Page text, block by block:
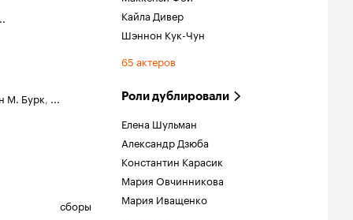
М. Бурк, ...
сборы
Кайла Дивер
Шэннон Кук-Чун
65 актеров
Роли дублировали
Елена Шульман
Александр Дзюба
Константин Карасик
Мария Овчинникова
Мария Иващенко